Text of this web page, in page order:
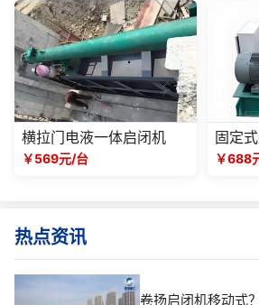
横拉门电液一体启闭机
￥569元/台
固定
￥688
热点资讯
卷扬启闭机移动式